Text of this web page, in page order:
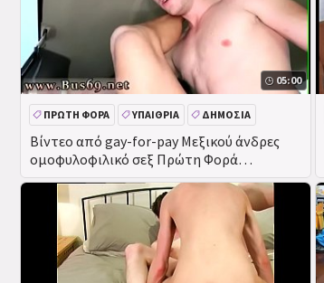
05:00
Βίντεο από gay-for-pay Μεξικού άνδρες
ομοφυλοφιλικό σεξ Πρώτη Φορά
ενθουσιασμένος για να
ΠΡΏΤΗ ΦΟΡΆ ΥΠΑΊΘΡΙΑ
ΔΗΜΌΣΙΑ
ΠΡΑΓΜΑΤΙΚΌΤΗΤΑ